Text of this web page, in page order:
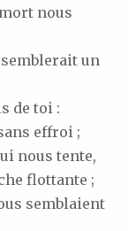
nous
un
de toi :
effroi ;
nous tente,
flottante ;
semblaient